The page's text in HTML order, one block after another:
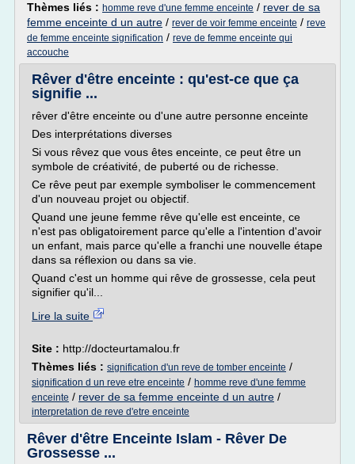
Thèmes liés : homme reve d'une femme enceinte / rever de sa
femme enceinte d un autre / rever de voir femme enceinte / reve
de femme enceinte signification / reve de femme enceinte qui
accouche
Rêver d'être enceinte : qu'est-ce que ça
signifie ...
rêver d'être enceinte ou d'une autre personne enceinte
Des interprétations diverses
Si vous rêvez que vous êtes enceinte, ce peut être un
symbole de créativité, de puberté ou de richesse.
Ce rêve peut par exemple symboliser le commencement
d'un nouveau projet ou objectif.
Quand une jeune femme rêve qu'elle est enceinte, ce
n'est pas obligatoirement parce qu'elle a l'intention d'avoir
un enfant, mais parce qu'elle a franchi une nouvelle étape
dans sa réflexion ou dans sa vie.
Quand c'est un homme qui rêve de grossesse, cela peut
signifier qu'il...
Lire la suite
Site : http://docteurtamalou.fr
Thèmes liés : signification d'un reve de tomber enceinte /
signification d un reve etre enceinte / homme reve d'une femme
enceinte / rever de sa femme enceinte d un autre /
interpretation de reve d'etre enceinte
Rêver d'être Enceinte Islam - Rêver De
Grossesse ...